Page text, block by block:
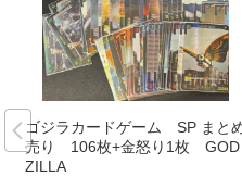
ゴジラカードゲーム SP まと
売り 106枚+金怒り1枚 GOD
ZILLA